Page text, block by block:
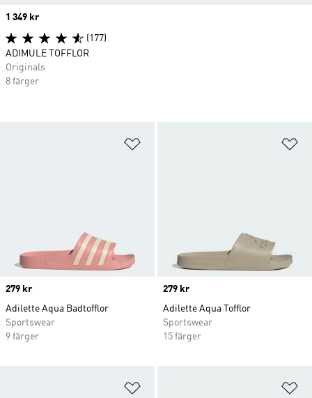
Price
279 kr
Adilette Aqua Badtofflor
Sportswear
9 färger
Price
279 kr
Adilette Aqua Tofflor
Sportswear
15 färger
Price
1 349 kr
(177)
ADIMULE TOFFLOR
Originals
8 färger